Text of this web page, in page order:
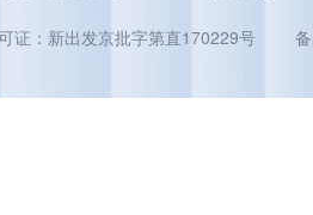
证：新出发京批字第直170229号